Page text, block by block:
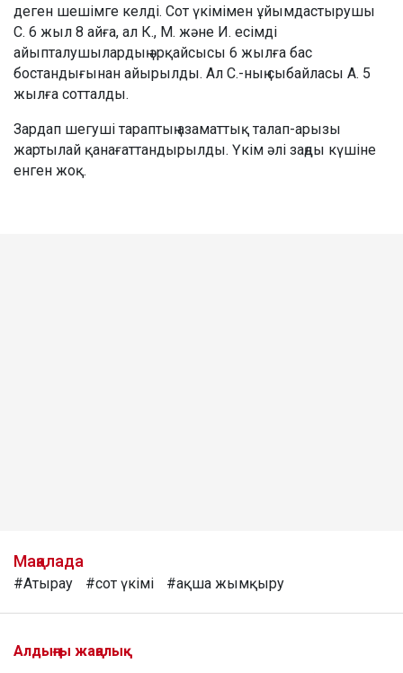
деген шешімге келді. Сот үкімімен ұйымдастырушы
С. 6 жыл 8 айға, ал К., М. және И. есімді
айыпталушылардың әрқайсысы 6 жылға бас
бостандығынан айырылды. Ал С.-ның сыбайласы А. 5
жылға сотталды.
Зардап шегуші тараптың азаматтық талап-арызы
жартылай қанағаттандырылды. Үкім әлі заңды күшіне
енген жоқ.
Мақалада
#Атырау #сот үкімі #ақша жымқыру
Алдыңғы жаңалық